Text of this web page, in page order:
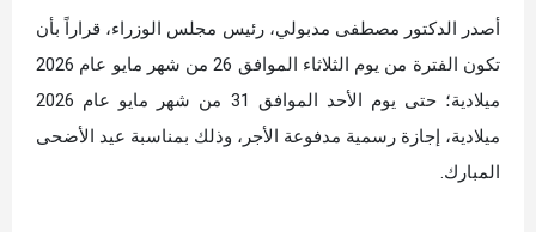
أصدر الدكتور مصطفى مدبولي، رئيس مجلس الوزراء، قراراً بأن
تكون الفترة من يوم الثلاثاء الموافق 26 من شهر مايو عام 2026
ميلادية؛ حتى يوم الأحد الموافق 31 من شهر مايو عام 2026
ميلادية، إجازة رسمية مدفوعة الأجر، وذلك بمناسبة عيد الأضحى
المبارك.